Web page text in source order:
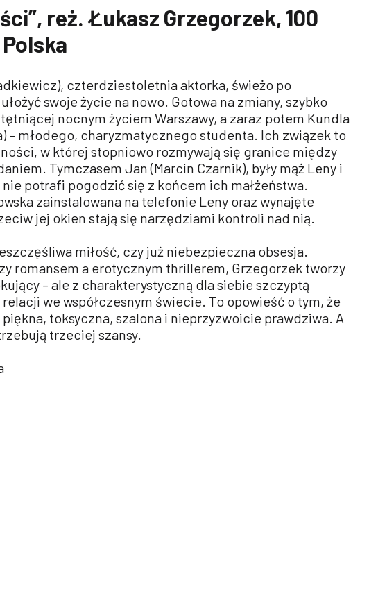
reż. Łukasz Grzegorzek, 100
czterdziestoletnia aktorka, świeżo po
swoje życie na nowo. Gotowa na zmiany, szybko
nocnym życiem Warszawy, a zaraz potem Kundla
– młodego, charyzmatycznego studenta. Ich związek to
w której stopniowo rozmywają się granice między
Tymczasem Jan (Marcin Czarnik), były mąż Leny i
potrafi pogodzić się z końcem ich małżeństwa.
zainstalowana na telefonie Leny oraz wynajęte
jej okien stają się narzędziami kontroli nad nią.
miłość, czy już niebezpieczna obsesja.
romansem a erotycznym thrillerem, Grzegorzek tworzy
– ale z charakterystyczną dla siebie szczyptą
we współczesnym świecie. To opowieść o tym, że
piękna, toksyczna, szalona i nieprzyzwoicie prawdziwa. A
trzeciej szansy.